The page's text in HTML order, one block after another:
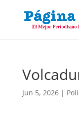
Jun 5, 2026|